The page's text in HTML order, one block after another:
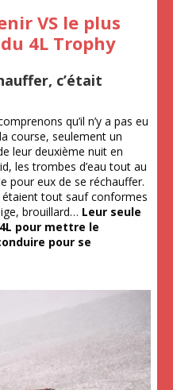
VS le plus
4L Trophy
c’était
qu’il n’y a pas eu
course, seulement un
leur deuxième nuit en
les trombes d’eau tout au
pour eux de se réchauffer.
tout sauf conformes
brouillard… Leur seule
pour mettre le
pour se